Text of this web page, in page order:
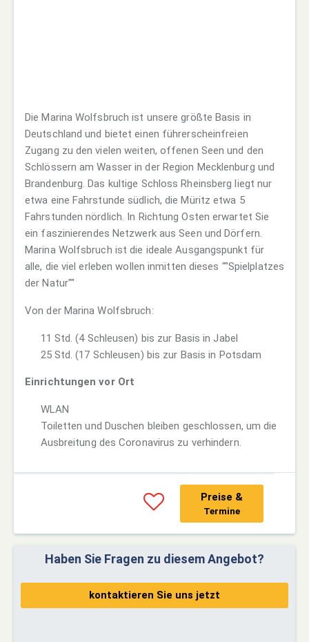
Die Marina Wolfsbruch ist unsere größte Basis in
Deutschland und bietet einen führerscheinfreien
Zugang zu den vielen weiten, offenen Seen und den
Schlössern am Wasser in der Region Mecklenburg und
Brandenburg. Das kultige Schloss Rheinsberg liegt nur
etwa eine Fahrstunde südlich, die Müritz etwa 5
Fahrstunden nördlich. In Richtung Osten erwartet Sie
ein faszinierendes Netzwerk aus Seen und Dörfern.
Marina Wolfsbruch ist die ideale Ausgangspunkt für
alle, die viel erleben wollen inmitten dieses ""Spielplatzes
der Natur""
Von der Marina Wolfsbruch:
11 Std. (4 Schleusen) bis zur Basis in Jabel
25 Std. (17 Schleusen) bis zur Basis in Potsdam
Einrichtungen vor Ort
WLAN
Toiletten und Duschen bleiben geschlossen, um die
Ausbreitung des Coronavirus zu verhindern.
Preise &
Termine
Haben Sie Fragen zu diesem Angebot?
kontaktieren Sie uns jetzt